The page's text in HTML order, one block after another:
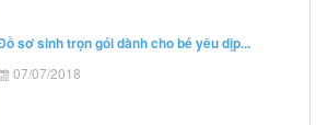
sơ sinh trọn gói dành cho bé yêu dịp...
07/07/2018